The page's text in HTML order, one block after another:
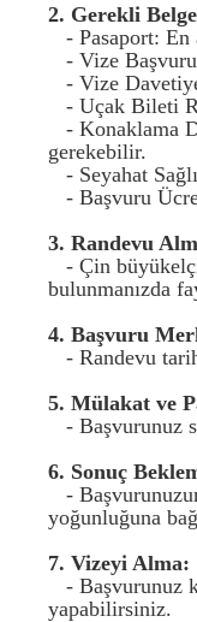
2. Gerekli
- Pasaport:
- Vize
- Vize
- Uçak Bileti
- Konaklama
gerekebilir.
- Seyahat
- Başvuru
3. Randevu
- Çin
bulunmanızda
4. Başvuru
- Randevu
5. Mülakat ve
- Başvurunuz
6. Sonuç
-
yoğunluğuna
7. Vizeyi Alma:
- Başvurunuz
yapabilirsiniz.